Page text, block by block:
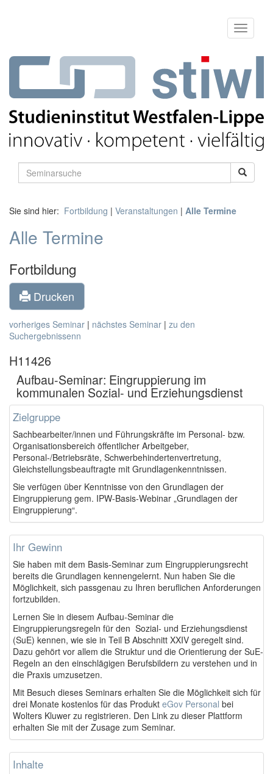
Sie sind hier: Fortbildung | Veranstaltungen | Alle Termine
Alle Termine
Fortbildung
Drucken
vorheriges Seminar | nächstes Seminar | zu den
Suchergebnissenn
H11426
Aufbau-Seminar: Eingruppierung im
kommunalen Sozial- und Erziehungsdienst
Zielgruppe
Sachbearbeiter/innen und Führungskräfte im Personal- bzw.
Organisationsbereich öffentlicher Arbeitgeber,
Personal-/Betriebsräte, Schwerbehindertenvertretung,
Gleichstellungsbeauftragte mit Grundlagenkenntnissen.
Sie verfügen über Kenntnisse von den Grundlagen der
Eingruppierung gem. IPW-Basis-Webinar „Grundlagen der
Eingruppierung“.
Ihr Gewinn
Sie haben mit dem Basis-Seminar zum Eingruppierungsrecht
bereits die Grundlagen kennengelernt. Nun haben Sie die
Möglichkeit, sich passgenau zu Ihren beruflichen Anforderungen
fortzubilden.
Lernen Sie in diesem Aufbau-Seminar die
Eingruppierungsregeln für den Sozial- und Erziehungsdienst
(SuE) kennen, wie sie in Teil B Abschnitt XXIV geregelt sind.
Dazu gehört vor allem die Struktur und die Orientierung der SuE-
Regeln an den einschlägigen Berufsbildern zu verstehen und in
die Praxis umzusetzen.
Mit Besuch dieses Seminars erhalten Sie die Möglichkeit sich für
drei Monate kostenlos für das Produkt eGov Personal bei
Wolters Kluwer zu registrieren. Den Link zu dieser Plattform
erhalten Sie mit der Zusage zum Seminar.
Inhalte